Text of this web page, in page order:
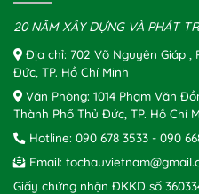
20 NĂM XÂY DỰNG VÀ PHÁT
Địa chỉ: 702 Võ Nguyên Giáp ,
Đức, TP. Hồ Chí Minh
Văn Phòng: 1014 Phạm Văn
Thành Phố Thủ Đức, TP. Hồ Chí
Hotline: 090 678 3533 - 090
Email:
Giấy chứng nhận ĐKKD số